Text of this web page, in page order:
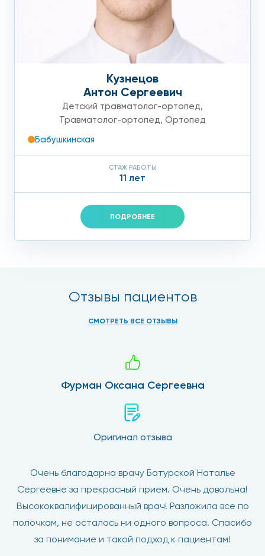
Кузнецов
Антон Сергеевич
Детский травматолог-ортопед,
Травматолог-ортопед, Ортопед
Бабушкинская
СТАЖ РАБОТЫ
11 лет
ПОДРОБНЕЕ
Отзывы пациентов
СМОТРЕТЬ ВСЕ ОТЗЫВЫ
Фурман Оксана Сергеевна
Оригинал отзыва
Очень благодарна врачу Батурской Наталье
Сергеевне за прекрасный прием. Очень довольна!
Высококвалифицированный врач! Разложила все по
полочкам, не осталось ни одного вопроса. Спасибо
за понимание и такой подход к пациентам!